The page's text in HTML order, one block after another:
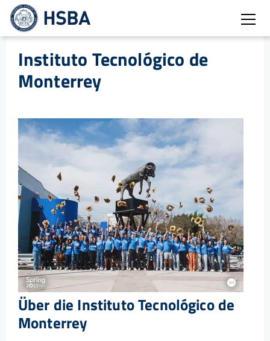
Instituto Tecnológico de
Monterrey
Über die Instituto Tecnológico de
Monterrey